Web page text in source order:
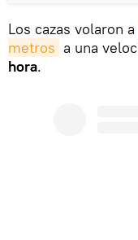
Los cazas volaron a
metros a una
hora.